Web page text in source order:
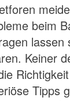
beim
lassen
Keiner
Tipps